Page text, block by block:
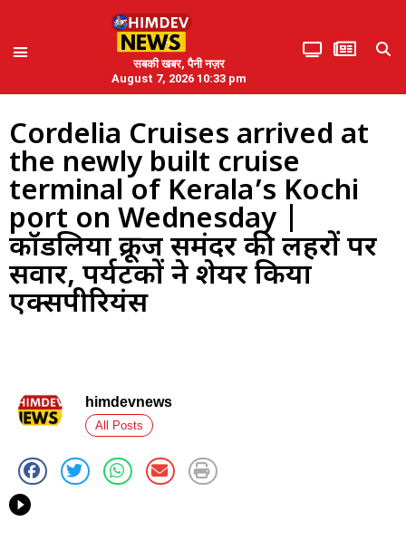
सबकी खबर, पैनी नज़र
August 7, 2026 10:33 pm
Cordelia Cruises arrived at
the newly built cruise
terminal of Kerala’s Kochi
port on Wednesday |
कॉर्डेलिया क्रूज समंदर की लहरों पर
सवार, पर्यटकों ने शेयर किया
एक्सपीरियंस
himdevnews
All Posts